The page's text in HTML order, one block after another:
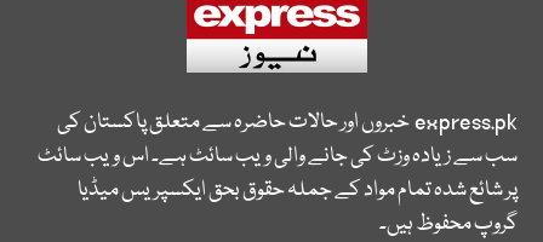
express.pkخبروں اور حالات حاضرہ سے متعلق پاکستان کی
سب سے زیادہ وزٹ کی جانے والی ویب سائٹ ہے۔ اس ویب سائٹ
پر شائع شدہ تمام مواد کے جملہ حقوق بحق ایکسپریس میڈیا
گروپ محفوظ ہیں۔